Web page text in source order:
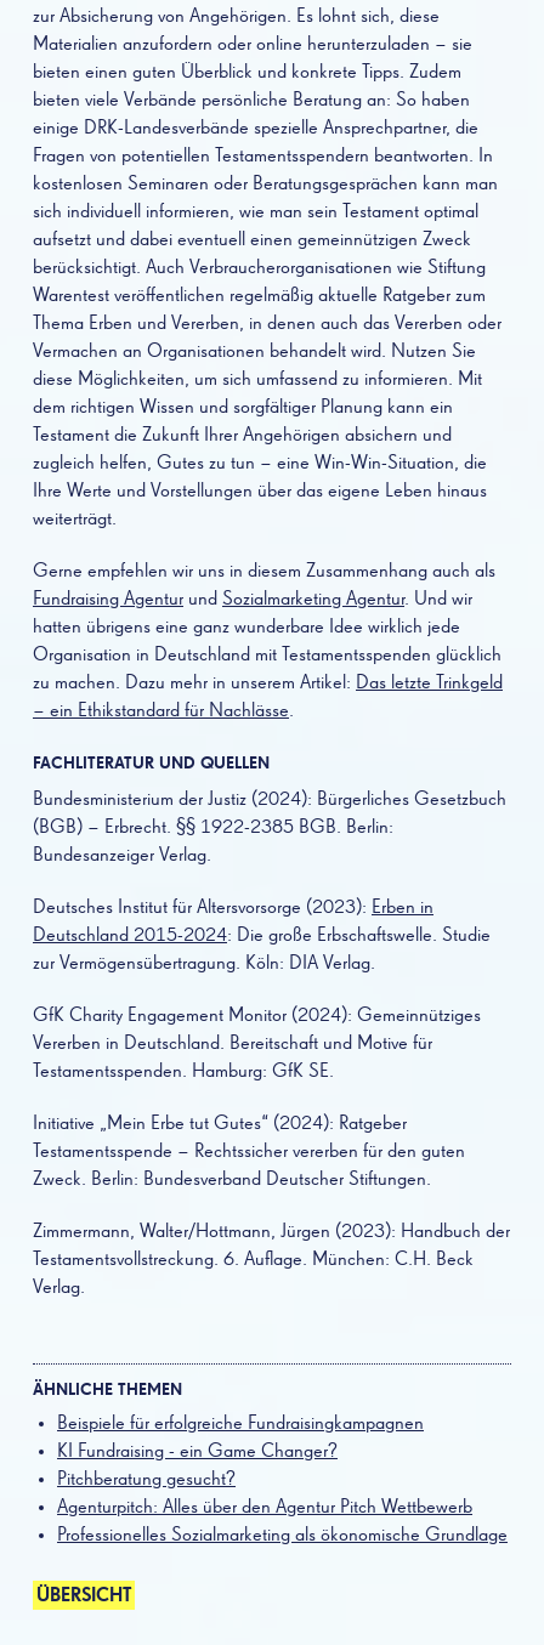
zur Absicherung von Angehörigen. Es lohnt sich, diese
Materialien anzufordern oder online herunterzuladen – sie
bieten einen guten Überblick und konkrete Tipps. Zudem
bieten viele Verbände persönliche Beratung an: So haben
einige DRK-Landesverbände spezielle Ansprechpartner, die
Fragen von potentiellen Testamentsspendern beantworten. In
kostenlosen Seminaren oder Beratungsgesprächen kann man
sich individuell informieren, wie man sein Testament optimal
aufsetzt und dabei eventuell einen gemeinnützigen Zweck
berücksichtigt. Auch Verbraucherorganisationen wie Stiftung
Warentest veröffentlichen regelmäßig aktuelle Ratgeber zum
Thema Erben und Vererben, in denen auch das Vererben oder
Vermachen an Organisationen behandelt wird. Nutzen Sie
diese Möglichkeiten, um sich umfassend zu informieren. Mit
dem richtigen Wissen und sorgfältiger Planung kann ein
Testament die Zukunft Ihrer Angehörigen absichern und
zugleich helfen, Gutes zu tun – eine Win-Win-Situation, die
Ihre Werte und Vorstellungen über das eigene Leben hinaus
weiterträgt.
Gerne empfehlen wir uns in diesem Zusammenhang auch als
Fundraising Agentur und Sozialmarketing Agentur. Und wir
hatten übrigens eine ganz wunderbare Idee wirklich jede
Organisation in Deutschland mit Testamentsspenden glücklich
zu machen. Dazu mehr in unserem Artikel: Das letzte Trinkgeld
– ein Ethikstandard für Nachlässe.
FACHLITERATUR UND QUELLEN
Bundesministerium der Justiz (2024): Bürgerliches Gesetzbuch
(BGB) – Erbrecht. §§ 1922-2385 BGB. Berlin:
Bundesanzeiger Verlag.
Deutsches Institut für Altersvorsorge (2023): Erben in
Deutschland 2015-2024: Die große Erbschaftswelle. Studie
zur Vermögensübertragung. Köln: DIA Verlag.
GfK Charity Engagement Monitor (2024): Gemeinnütziges
Vererben in Deutschland. Bereitschaft und Motive für
Testamentsspenden. Hamburg: GfK SE.
Initiative „Mein Erbe tut Gutes“ (2024): Ratgeber
Testamentsspende – Rechtssicher vererben für den guten
Zweck. Berlin: Bundesverband Deutscher Stiftungen.
Zimmermann, Walter/Hottmann, Jürgen (2023): Handbuch der
Testamentsvollstreckung. 6. Auflage. München: C.H. Beck
Verlag.
ÄHNLICHE THEMEN
Beispiele für erfolgreiche Fundraisingkampagnen
KI Fundraising - ein Game Changer?
Pitchberatung gesucht?
Agenturpitch: Alles über den Agentur Pitch Wettbewerb
Professionelles Sozialmarketing als ökonomische Grundlage
ÜBERSICHT